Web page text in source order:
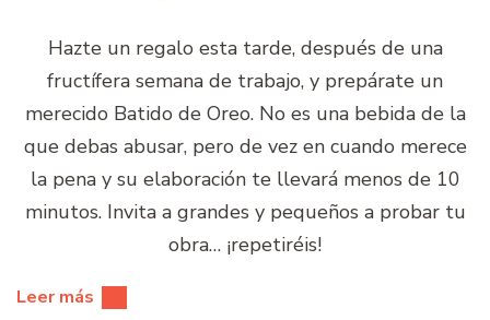
Hazte un regalo esta tarde, después de una
fructífera semana de trabajo, y prepárate un
merecido Batido de Oreo. No es una bebida de la
que debas abusar, pero de vez en cuando merece
la pena y su elaboración te llevará menos de 10
minutos. Invita a grandes y pequeños a probar tu
obra… ¡repetiréis!
Leer más